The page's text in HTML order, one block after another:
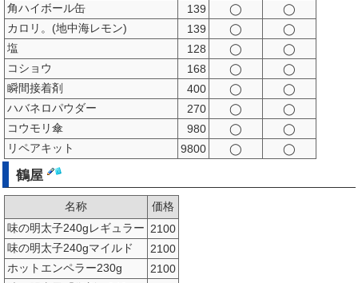
角ハイボール缶
139 ◯
◯
カロリ。(地中海レモン)
139 ◯
◯
塩
128 ◯
◯
コショウ
168 ◯
◯
瞬間接着剤
400 ◯
◯
ハバネロパウダー
270 ◯
◯
コウモリ傘
980 ◯
◯
リペアキット
9800 ◯ ◯
鶴屋
名称
価格
味の明太子240gレギュラー 2100
味の明太子240gマイルド
2100
ホットエンペラー230g
2100